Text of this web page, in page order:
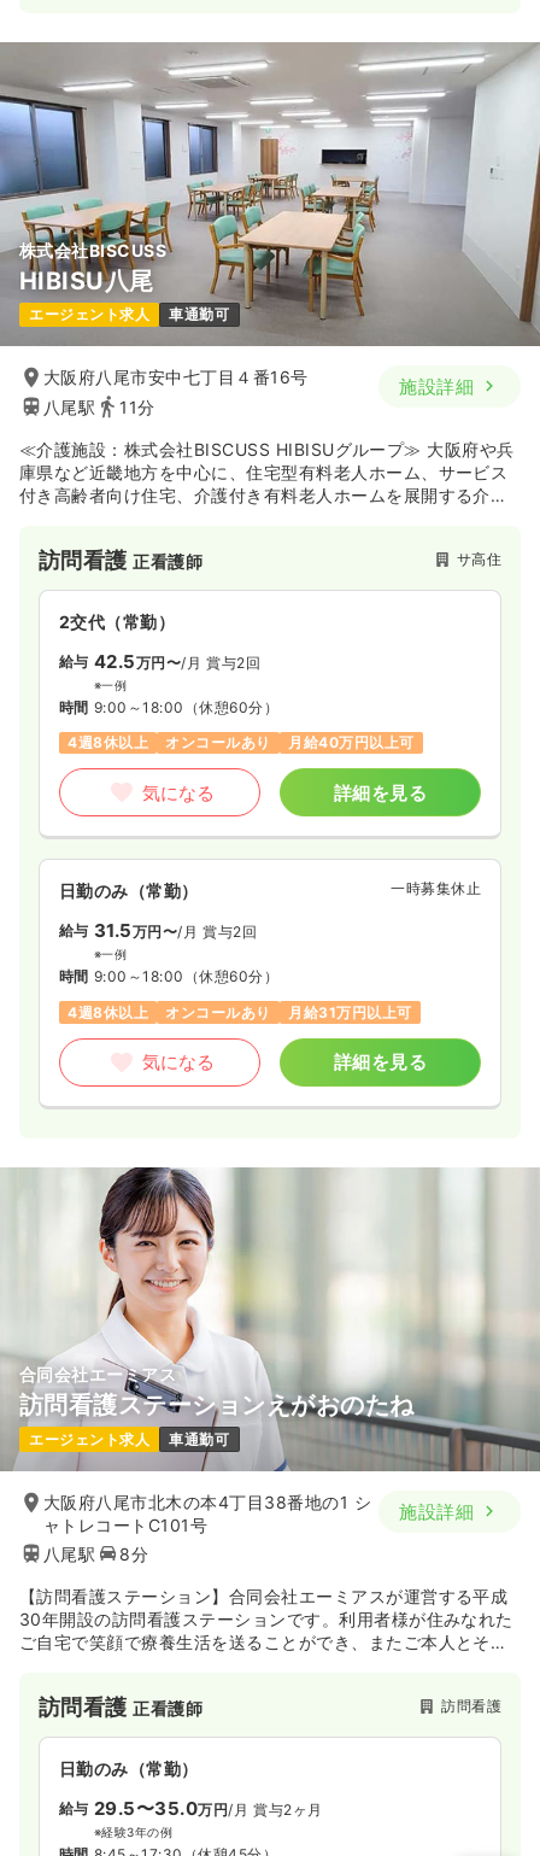
株式会社BISCUSS
HIBISU八尾
エージェント求人 車通勤可
大阪府八尾市安中七丁目４番16号
八尾駅
11分
施設詳細
≪介護施設：株式会社BISCUSS HIBISUグループ≫ 大阪府や兵
庫県など近畿地方を中心に、住宅型有料老人ホーム、サービス
付き高齢者向け住宅、介護付き有料老人ホームを展開する介護
制が整っています。ご入居者様の「生活の継続性」や「意志の
尊重」を大切にした温かいケアを提供しており、高齢者福祉に
深く携わりたい方や、医療と介護の連携を学びたい看護師さん
におすすめの施設です。
訪問看護正看護師 サ高住
2交代（常勤）
給与 42.5万円〜/月 賞与2回
※一例
時間 9:00～18:00 （休憩60分）
4週8休以上
オンコールあり 月給40万円以上可
気になる 詳細を見る
日勤のみ（常勤） 一時募集休止
給与 31.5万円〜/月 賞与2回
※一例
時間 9:00～18:00 （休憩60分）
4週8休以上
オンコールあり 月給31万円以上可
気になる 詳細を見る
合同会社エーミアス
訪問看護ステーションえがおのたね
エージェント求人 車通勤可
大阪府八尾市北木の本4丁目38番地の1 シ
ャトレコートC101号
八尾駅
8分
施設詳細
【訪問看護ステーション】合同会社エーミアスが運営する平成
30年開設の訪問看護ステーションです。利用者様が住みなれた
ご自宅で笑顔で療養生活を送ることができ、またご本人とその
訪問看護正看護師 訪問看護
日勤のみ（常勤）
給与 29.5〜35.0万円/月 賞与2ヶ月
※経験3年の例